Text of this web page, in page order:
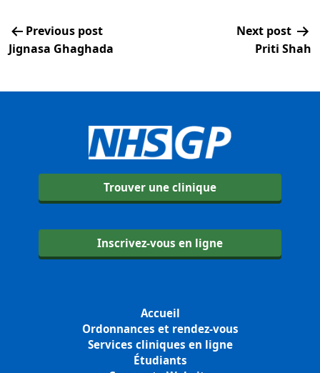
Previous post
Jignasa Ghaghada
Next post
Priti Shah
Trouver une clinique
Inscrivez-vous en ligne
Accueil
Ordonnances et rendez-vous
Services cliniques en ligne
Étudiants